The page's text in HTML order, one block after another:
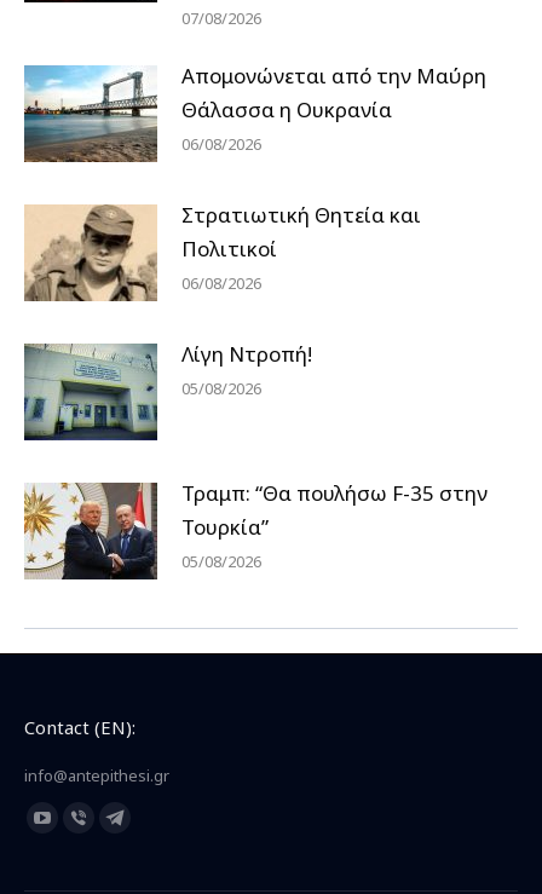
07/08/2026
Απομονώνεται από την Μαύρη
Θάλασσα η Ουκρανία
06/08/2026
Στρατιωτική Θητεία και
Πολιτικοί
06/08/2026
Λίγη Ντροπή!
05/08/2026
Τραμπ: “Θα πουλήσω F-35 στην
Τουρκία”
05/08/2026
Contact (EN):
info@antepithesi.gr
Find us on:
YouTubeViberTelegram